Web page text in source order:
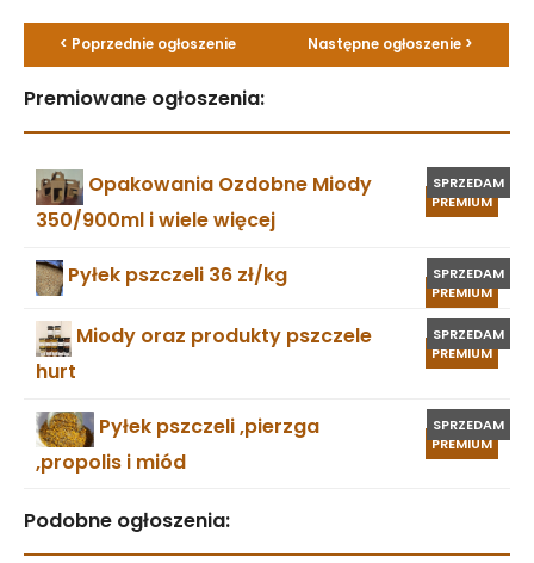
< Poprzednie ogłoszenie Następne ogłoszenie >
Premiowane ogłoszenia:
PREMIUM
SPRZEDAM
Opakowania Ozdobne Miody
350/900ml i wiele więcej
PREMIUM
SPRZEDAM
Pyłek pszczeli 36 zł/kg
PREMIUM
SPRZEDAM
Miody oraz produkty pszczele
hurt
PREMIUM
SPRZEDAM
Pyłek pszczeli ,pierzga
,propolis i miód
Podobne ogłoszenia: